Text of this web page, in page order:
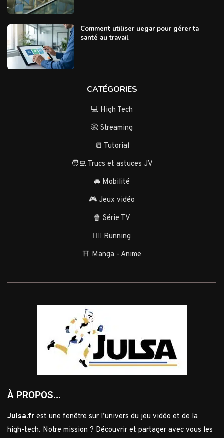
Comment utiliser uegar pour gérer ta
santé au travail
CATÉGORIES
💻 High Tech
📀 Streaming
📒 Tutorial
🧑‍💻 Trucs et astuces JV
🚘 Mobilité
🎮 Jeux vidéo
🍿 Série TV
🏃‍♂️ Running
⛩️ Manga - Anime
À PROPOS...
Julsa.fr est une fenêtre sur l’univers du jeu vidéo et de la
high-tech. Notre mission ? Découvrir et partager avec vous les